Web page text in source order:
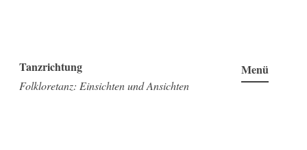
Inhalt
springen
Tanzrichtung
Folkloretanz: Einsichten und Ansichten
Menü